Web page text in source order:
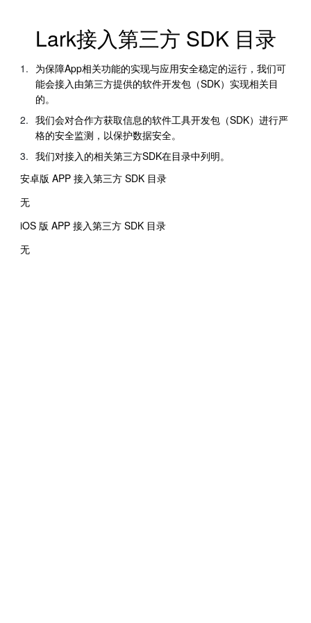
Lark接入第三方 SDK 目录
为保障App相关功能的实现与应用安全稳定的运行，我们可
能会接入由第三方提供的软件开发包（SDK）实现相关目
的。
我们会对合作方获取信息的软件工具开发包（SDK）进行严
格的安全监测，以保护数据安全。
我们对接入的相关第三方SDK在目录中列明。
安卓版 APP 接入第三方 SDK 目录
无
iOS 版 APP 接入第三方 SDK 目录
无